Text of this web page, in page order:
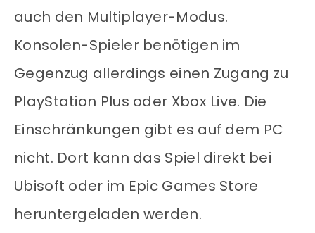
auch den Multiplayer-Modus.
Konsolen-Spieler benötigen im
Gegenzug allerdings einen Zugang zu
PlayStation Plus oder Xbox Live. Die
Einschränkungen gibt es auf dem PC
nicht. Dort kann das Spiel direkt bei
Ubisoft oder im Epic Games Store
heruntergeladen werden.